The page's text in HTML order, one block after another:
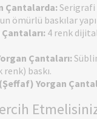
Çantalarda:Serigrafi
ömürlü baskılar
4 renk
Çantaları:
baskı.
Yorgan